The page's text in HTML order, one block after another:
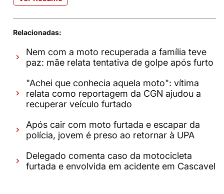
Relacionadas:
Nem com a moto recuperada a família teve
paz: mãe relata tentativa de golpe após furto
"Achei que conhecia aquela moto": vítima
relata como reportagem da CGN ajudou a
recuperar veículo furtado
Após cair com moto furtada e escapar da
polícia, jovem é preso ao retornar à UPA
Delegado comenta caso da motocicleta
furtada e envolvida em acidente em Cascavel